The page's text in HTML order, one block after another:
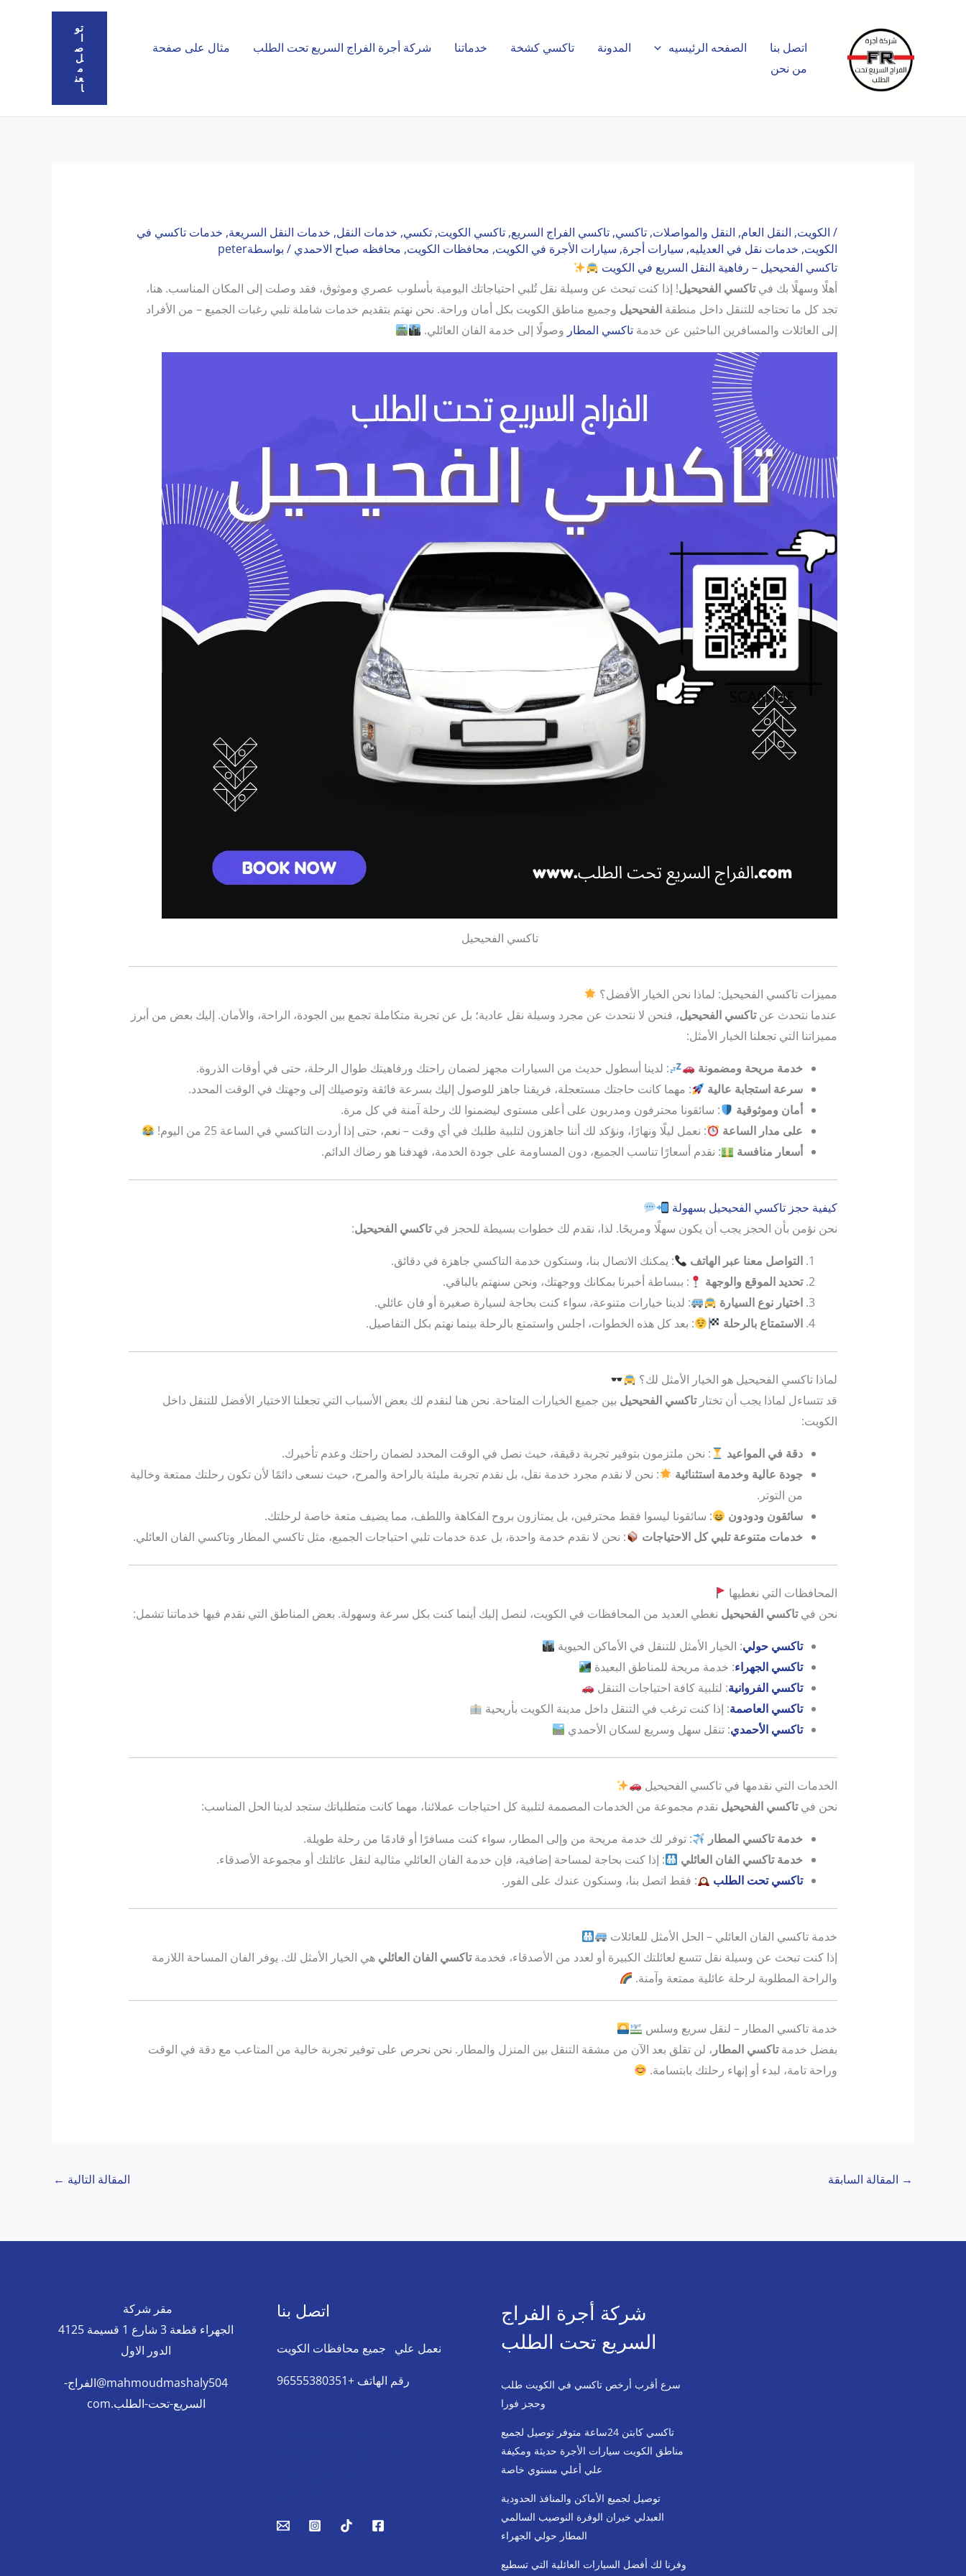
اتصل بنا الصفحه الرئيسيه المدونة تاكسي كشخة خدماتنا شركة أجرة الفراج السريع تحت الطلب
مثال على صفحة
من نحن
تو
ا
ص
ل
م
عن
ا
/ الكويت, النقل العام, النقل والمواصلات, تاكسي, تاكسي الفراج السريع, تاكسي الكويت, تكسي, خدمات النقل, خدمات النقل السريعة, خدمات تاكسي في
الكويت, خدمات نقل في العديليه, سيارات أجرة, سيارات الأجرة في الكويت, محافظات الكويت, محافظه صباح الاحمدي / بواسطةpeter
تاكسي الفحيحيل – رفاهية النقل السريع في الكويت
أهلًا وسهلًا بك فيتاكسي الفحيحيل! إذا كنت تبحث عن وسيلة نقل تُلبي احتياجاتك اليومية بأسلوب عصري وموثوق، فقد وصلت إلى المكان المناسب. هنا،
تجد كل ما تحتاجه للتنقل داخل منطقة الفحيحيل وجميع مناطق الكويت بكل أمان وراحة. نحن نهتم بتقديم خدمات شاملة تلبي رغبات الجميع – من الأفراد
إلى العائلات والمسافرين الباحثين عن خدمة تاكسي المطار وصولًا إلى خدمة الفان العائلي.
تاكسي الفحيحيل
مميزات تاكسي الفحيحيل: لماذا نحن الخيار الأفضل؟
عندما نتحدث عنتاكسي الفحيحيل، فنحن لا نتحدث عن مجرد وسيلة نقل عادية؛ بل عن تجربة متكاملة تجمع بين الجودة، الراحة، والأمان. إليك بعض من أبرز
مميزاتنا التي تجعلنا الخيار الأمثل:
خدمة مريحة ومضمونة
: لدينا أسطول حديث من السيارات مجهز لضمان راحتك ورفاهيتك طوال الرحلة، حتى في أوقات الذروة.
سرعة استجابة عالية
: مهما كانت حاجتك مستعجلة، فريقنا جاهز للوصول إليك بسرعة فائقة وتوصيلك إلى وجهتك في الوقت المحدد.
أمان وموثوقية
: سائقونا محترفون ومدربون على أعلى مستوى ليضمنوا لك رحلة آمنة في كل مرة.
على مدار الساعة
: نعمل ليلًا ونهارًا، ونؤكد لك أننا جاهزون لتلبية طلبك في أي وقت – نعم، حتى إذا أردت التاكسي في الساعة 25 من اليوم!
أسعار منافسة
: نقدم أسعارًا تناسب الجميع، دون المساومة على جودة الخدمة، فهدفنا هو رضاك الدائم.
كيفية حجز تاكسي الفحيحيل بسهولة
نحن نؤمن بأن الحجز يجب أن يكون سهلًا ومريحًا. لذا، نقدم لك خطوات بسيطة للحجز فيتاكسي الفحيحيل:
التواصل معنا عبر الهاتف
: يمكنك الاتصال بنا، وستكون خدمة التاكسي جاهزة في دقائق.
تحديد الموقع والوجهة
: ببساطة أخبرنا بمكانك ووجهتك، ونحن سنهتم بالباقي.
اختيار نوع السيارة
: لدينا خيارات متنوعة، سواء كنت بحاجة لسيارة صغيرة أو فان عائلي.
الاستمتاع بالرحلة
: بعد كل هذه الخطوات، اجلس واستمتع بالرحلة بينما نهتم بكل التفاصيل.
لماذا تاكسي الفحيحيل هو الخيار الأمثل لك؟
قد تتساءل لماذا يجب أن تختارتاكسي الفحيحيل بين جميع الخيارات المتاحة. نحن هنا لنقدم لك بعض الأسباب التي تجعلنا الاختيار الأفضل للتنقل داخل
الكويت:
دقة في المواعيد
: نحن ملتزمون بتوفير تجربة دقيقة، حيث نصل في الوقت المحدد لضمان راحتك وعدم تأخيرك.
جودة عالية وخدمة استثنائية
: نحن لا نقدم مجرد خدمة نقل، بل نقدم تجربة مليئة بالراحة والمرح، حيث نسعى دائمًا لأن تكون رحلتك ممتعة وخالية
من التوتر.
سائقون ودودون
: سائقونا ليسوا فقط محترفين، بل يمتازون بروح الفكاهة واللطف، مما يضيف متعة خاصة لرحلتك.
خدمات متنوعة تلبي كل الاحتياجات
: نحن لا نقدم خدمة واحدة، بل عدة خدمات تلبي احتياجات الجميع، مثل تاكسي المطار وتاكسي الفان العائلي.
المحافظات التي نغطيها
نحن فيتاكسي الفحيحيل نغطي العديد من المحافظات في الكويت، لنصل إليك أينما كنت بكل سرعة وسهولة. بعض المناطق التي نقدم فيها خدماتنا تشمل:
تاكسي حولي: الخيار الأمثل للتنقل في الأماكن الحيوية
تاكسي الجهراء: خدمة مريحة للمناطق البعيدة
تاكسي الفروانية: لتلبية كافة احتياجات التنقل
تاكسي العاصمة: إذا كنت ترغب في التنقل داخل مدينة الكويت بأريحية
تاكسي الأحمدي: تنقل سهل وسريع لسكان الأحمدي
الخدمات التي نقدمها في تاكسي الفحيحيل
نحن فيتاكسي الفحيحيل نقدم مجموعة من الخدمات المصممة لتلبية كل احتياجات عملائنا، مهما كانت متطلباتك ستجد لدينا الحل المناسب:
خدمة تاكسي المطار
: توفر لك خدمة مريحة من وإلى المطار، سواء كنت مسافرًا أو قادمًا من رحلة طويلة.
خدمة تاكسي الفان العائلي
: إذا كنت بحاجة لمساحة إضافية، فإن خدمة الفان العائلي مثالية لنقل عائلتك أو مجموعة الأصدقاء.
تاكسي تحت الطلب
: فقط اتصل بنا، وسنكون عندك على الفور.
خدمة تاكسي الفان العائلي – الحل الأمثل للعائلات
إذا كنت تبحث عن وسيلة نقل تتسع لعائلتك الكبيرة أو لعدد من الأصدقاء، فخدمةتاكسي الفان العائلي هي الخيار الأمثل لك. يوفر الفان المساحة اللازمة
والراحة المطلوبة لرحلة عائلية ممتعة وآمنة.
خدمة تاكسي المطار – لنقل سريع وسلس
بفضل خدمةتاكسي المطار ، لن تقلق بعد الآن من مشقة التنقل بين المنزل والمطار. نحن نحرص على توفير تجربة خالية من المتاعب مع دقة في الوقت
وراحة تامة، لبدء أو إنهاء رحلتك بابتسامة.
→ المقالة السابقة المقالة التالية ←
شركة أجرة الفراج
السريع تحت الطلب
سرع أقرب أرخص تاكسي في الكويت طلب
وحجز فورا
تاكسي كابتن 24ساعة متوفر توصيل لجميع
مناطق الكويت سيارات الأجرة حديثة ومكيفة
علي أعلي مستوي خاصة
توصيل لجميع الأماكن والمنافذ الحدودية
العبدلي خيران الوفرة النوصيب السالمي
المطار حولي الجهراء
وفرنا لك أفضل السيارات العائلية التي تسطيع
اتصل بنا
نعمل علي جميع محافظات الكويت
رقم الهاتف +96555380351
مقر شركة
الجهراء قطعة 3 شارع 1 قسيمة 4125
الدور الاول
mahmoudmashaly504@الفراج-
السريع-تحت-الطلب.com